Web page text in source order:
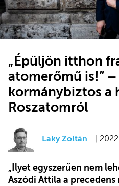
„Épüljön itthon
atomerőmű is!”
kormánybiztos a
Roszatomról
Laky Zoltán |
„Ilyet egyszerűen nem
Aszódi Attila a